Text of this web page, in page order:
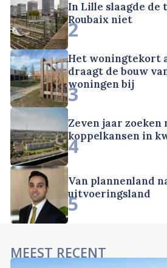
In Lille slaagde
Roubaix niet
2
Het woningtekort
draagt de bouw
woningen bij
3
Zeven jaar zoeken
koppelkansen in
4
Van plannenland
uitvoeringsland
5
MEEST RECENT